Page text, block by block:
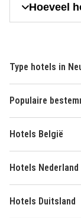
Hoeveel
Type hotels in
Populaire
Hotels België
Hotels Nederland
Hotels Duitsland